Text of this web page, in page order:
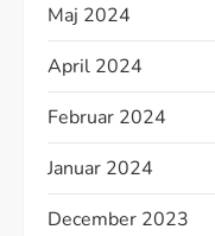
Maj 2024
April 2024
Februar 2024
Januar 2024
December 2023